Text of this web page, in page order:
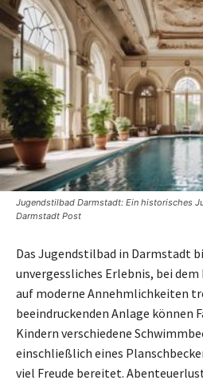
Jugendstilbad Darmstadt: Ein historisches
Darmstadt Post
Das Jugendstilbad in Darmstadt
unvergessliches Erlebnis, bei
auf moderne Annehmlichkeiten
beeindruckenden Anlage können
Kindern verschiedene
einschließlich eines
viel Freude bereitet.